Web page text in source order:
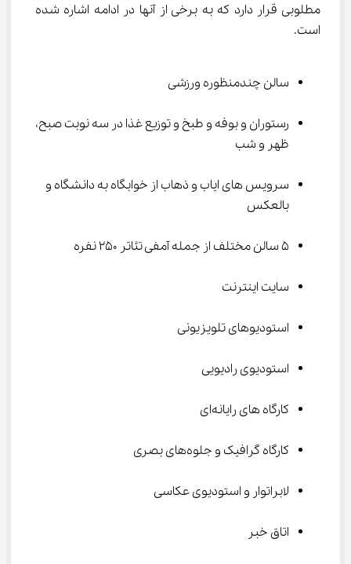
مطلوبی قرار دارد که به برخی از آنها در ادامه اشاره شده
است.
سالن چندمنظوره ورزشی
رستوران و بوفه و طبخ و توزیع غذا در سه نوبت صبح،
ظهر و شب
سرویس های ایاب و ذهاب از خوابگاه به دانشگاه و
بالعکس
۵ سالن مختلف از جمله آمفی تئاتر ۲۵۰ نفره
سایت اینترنت
استودیوهای تلویزیونی
استودیوی رادیویی
کارگاه های رایانه‌ای
کارگاه گرافیک و جلوه‌های بصری
لابراتوار و استودیوی عکاسی
اتاق خبر